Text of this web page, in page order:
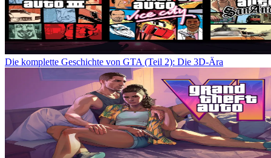
Die komplette Geschichte von GTA (Teil 2): Die 3D-Ära